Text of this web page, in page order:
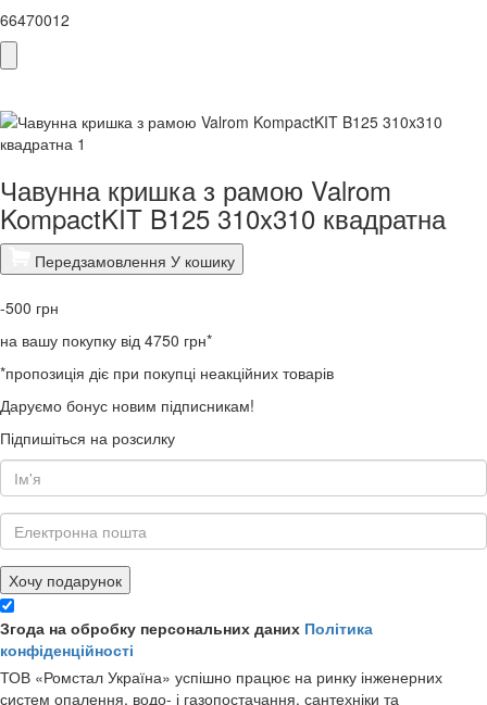
66470012
Чавунна кришка з рамою Valrom
KompactKIT B125 310x310 квадратна
Передзамовлення У кошику
-500 грн
на вашу покупку від 4750 грн*
*пропозиція діє при покупці неакційних товарів
Даруємо бонус новим підписникам!
Підпишіться на розсилку
Хочу подарунок
Згода на обробку персональних даних Політика
конфіденційності
ТОВ «Ромстал Україна» успішно працює на ринку інженерних
систем опалення, водо- і газопостачання, сантехніки та